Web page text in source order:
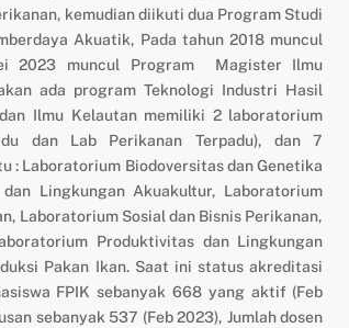
kemudian diikuti dua Program Studi
Akuatik, Pada tahun 2018 muncul
2023 muncul Program Magister Ilmu
ada program Teknologi Industri Hasil
Ilmu Kelautan memiliki 2 laboratorium
dan Lab Perikanan Terpadu), dan 7
: Laboratorium Biodoversitas dan Genetika
Lingkungan Akuakultur, Laboratorium
Laboratorium Sosial dan Bisnis Perikanan,
Produktivitas dan Lingkungan
Pakan Ikan. Saat ini status akreditasi
FPIK sebanyak 668 yang aktif (Feb
sebanyak 537 (Feb 2023), Jumlah dosen